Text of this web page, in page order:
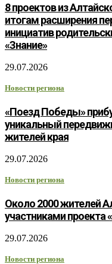
8 проектов из
итогам расширения
инициатив
«Знание»
29.07.2026
Новости региона
«Поезд Победы»
уникальный
жителей края
29.07.2026
Новости региона
Около 2000 жителей
участниками проекта
29.07.2026
Новости региона